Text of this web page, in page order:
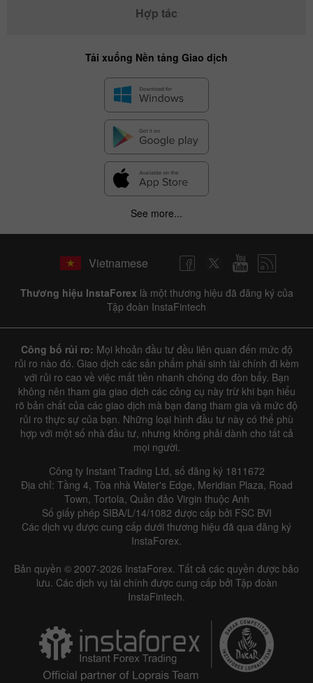
Hợp tác
Tải xuống Nền tảng Giao dịch
See more...
Vietnamese
Thương hiệu InstaForex là một thương hiệu đã đăng ký của
Tập đoàn InstaFintech
Công bố rủi ro: Mọi khoản đầu tư đều liên quan đến mức độ
rủi ro nào đó. Giao dịch các sản phẩm phái sinh tài chính đi kèm
với rủi ro cao về việc mất tiền nhanh chóng do đòn bẩy. Bạn
không nên tham gia giao dịch các công cụ này trừ khi bạn hiểu
rõ bản chất của các giao dịch mà bạn đang tham gia và mức độ
rủi ro thực sự của bạn. Những loại hình đầu tư này có thể phù
hợp với một số nhà đầu tư, nhưng không phải dành cho tất cả
mọi người.
Công ty Instant Trading Ltd, số đăng ký 1811672
Địa chỉ: Tầng 4, Tòa nhà Water's Edge, Meridian Plaza, Road
Town, Tortola, Quần đảo Virgin thuộc Anh
Số giấy phép SIBA/L/14/1082 được cấp bởi FSC BVI
Các dịch vụ được cung cấp dưới thương hiệu đã qua đăng ký
InstaForex.
Bản quyền © 2007-2026 InstaForex. Tất cả các quyền được bảo
lưu. Các dịch vụ tài chính được cung cấp bởi Tập đoàn
InstaFintech.